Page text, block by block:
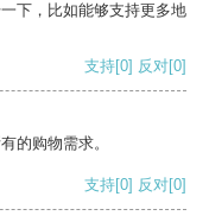
下，比如能够支持更多地
支持[0] 反对[0]
的购物需求。
支持[0] 反对[0]